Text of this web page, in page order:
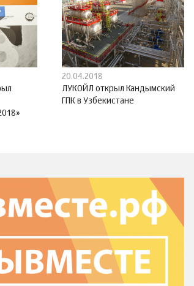
20.04.2018
ЛУКОЙЛ открыл Кандымский
ГПК в Узбекистане